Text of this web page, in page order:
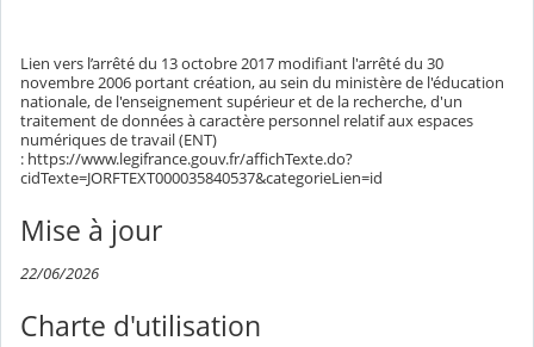
Lien vers l’arrêté du 13 octobre 2017 modifiant l'arrêté du 30
novembre 2006 portant création, au sein du ministère de l'éducation
nationale, de l'enseignement supérieur et de la recherche, d'un
traitement de données à caractère personnel relatif aux espaces
numériques de travail (ENT)
: https://www.legifrance.gouv.fr/affichTexte.do?
cidTexte=JORFTEXT000035840537&categorieLien=id
Mise à jour
22/06/2026
Charte d'utilisation